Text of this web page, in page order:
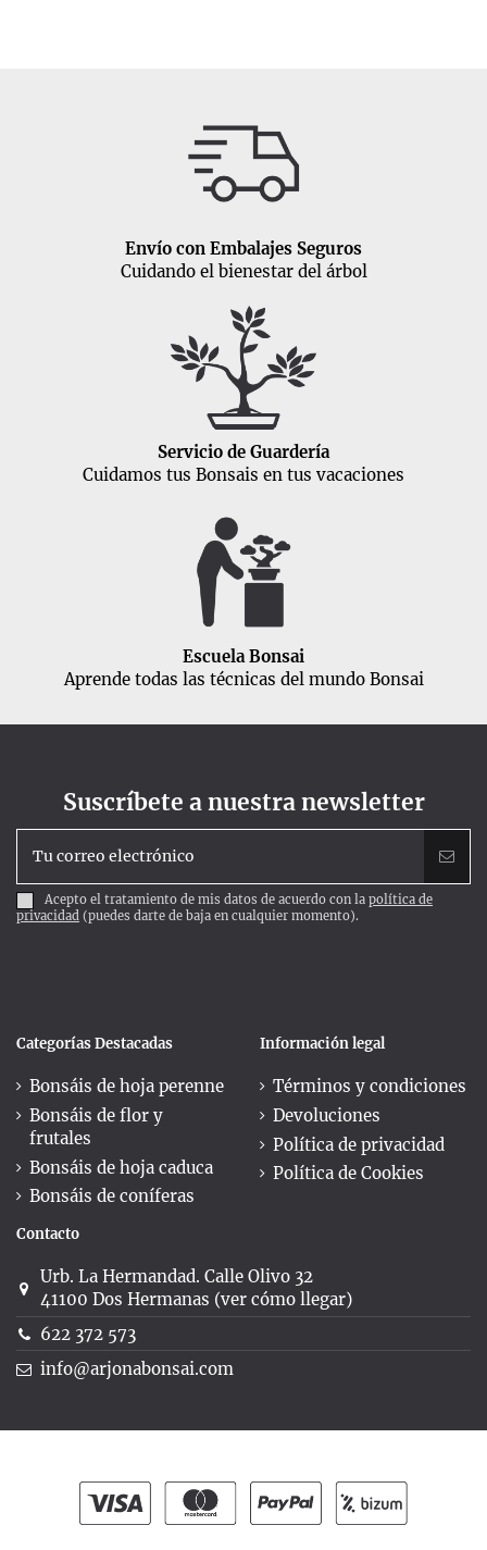
Envío con Embalajes Seguros
Cuidando el bienestar del árbol
Servicio de Guardería
Cuidamos tus Bonsais en tus vacaciones
Escuela Bonsai
Aprende todas las técnicas del mundo Bonsai
Suscríbete a nuestra newsletter
Acepto el tratamiento de mis datos de acuerdo con la política de
privacidad (puedes darte de baja en cualquier momento).
Categorías Destacadas
Bonsáis de hoja perenne
Bonsáis de flor y
frutales
Bonsáis de hoja caduca
Bonsáis de coníferas
Información legal
Términos y condiciones
Devoluciones
Política de privacidad
Política de Cookies
Contacto
Urb. La Hermandad. Calle Olivo 32
41100 Dos Hermanas (ver cómo llegar)
622 372 573
info@arjonabonsai.com